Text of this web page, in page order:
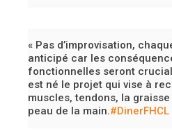
« Pas d’improvisation,
anticipé car les
fonctionnelles seront
est né le projet qui vise à
muscles, tendons, la
peau de la main.#DinerFHCL